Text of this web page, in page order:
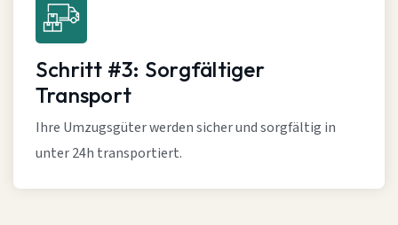
Schritt #3: Sorgfältiger
Transport
Ihre Umzugsgüter werden sicher und sorgfältig in
unter 24h transportiert.